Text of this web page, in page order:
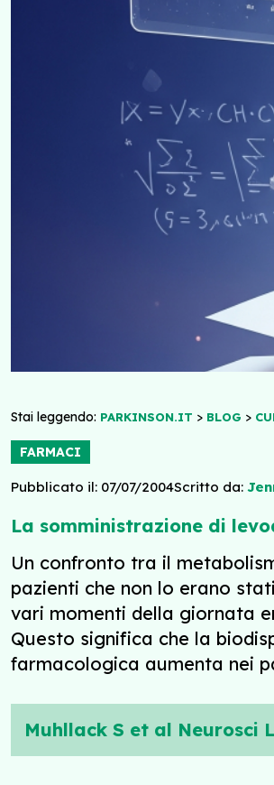
Stai leggendo: PARKINSON.IT > BLOG >
FARMACI
Pubblicato il: 07/07/2004Scritto da:
La somministrazione di
Un confronto tra il
pazienti che non lo erano
vari momenti della giornata
Questo significa che la
farmacologica aumenta nei
Muhllack S et al Neurosci